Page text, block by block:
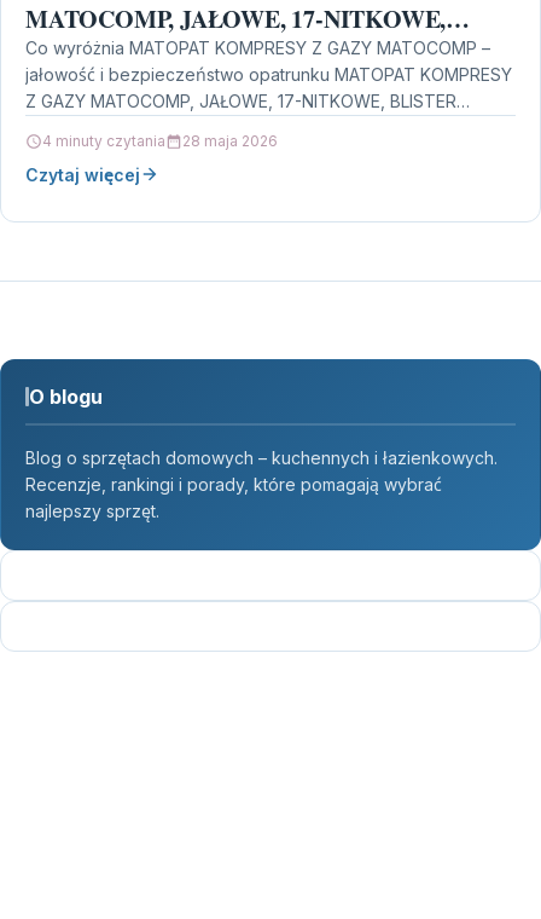
MATOCOMP, JAŁOWE, 17-NITKOWE,
BLISTER 10X20CM 2 SZT. 16
Co wyróżnia MATOPAT KOMPRESY Z GAZY MATOCOMP –
jałowość i bezpieczeństwo opatrunku MATOPAT KOMPRESY
Z GAZY MATOCOMP, JAŁOWE, 17-NITKOWE, BLISTER
4 minuty czytania 28 maja 2026
Czytaj więcej
O blogu
Blog o sprzętach domowych – kuchennych i łazienkowych.
Recenzje, rankingi i porady, które pomagają wybrać
najlepszy sprzęt.